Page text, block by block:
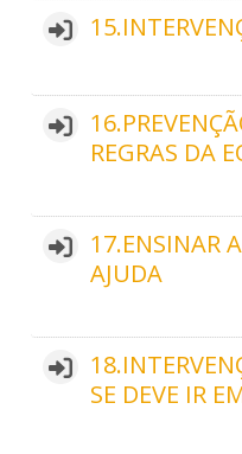
REGRAS DA
17.ENSINAR
AJUDA
SE DEVE IR